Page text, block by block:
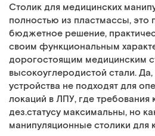
Столик для медицинских
полностью из пластмассы, это
бюджетное решение,
своим функциональным
дорогостоящим медицинским
высокоуглеродистой стали.
устройства не подходят для
локаций в ЛПУ, где
дез.статусу максимальны, но
манипуляционные столики для